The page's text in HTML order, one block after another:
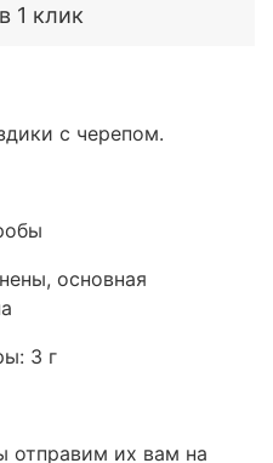
1 клик
с черепом.
основная
3 г
отправим их вам на